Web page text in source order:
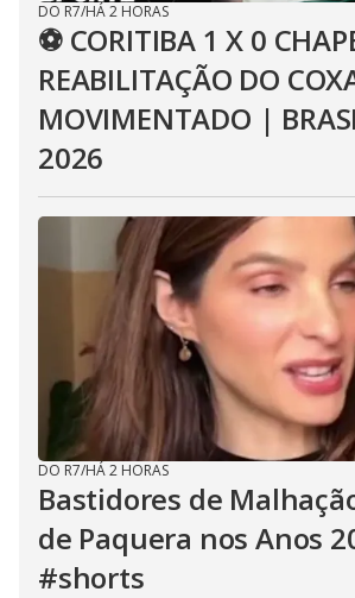
DO R7/HÁ 2 HORAS
⚽ CORITIBA 1 X 0
REABILITAÇÃO DO
MOVIMENTADO |
2026
DO R7/HÁ 2 HORAS
Bastidores de
de Paquera nos Anos
#shorts